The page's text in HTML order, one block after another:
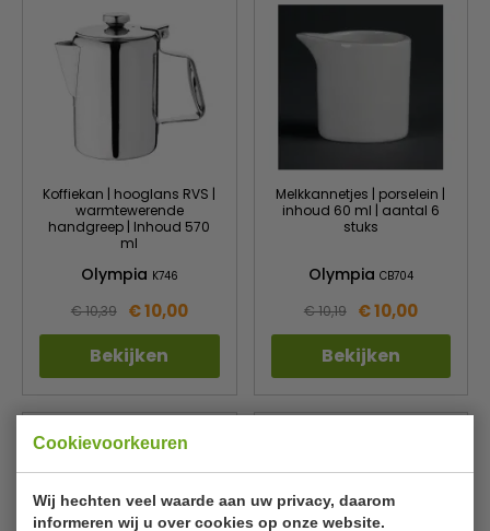
Cookievoorkeuren
Wij hechten veel waarde aan uw privacy, daarom
informeren wij u over cookies op onze website.
Koffiekan | hooglans RVS |
warmtewerende
handgreep | Inhoud 570
ml
Olympia K746
€ 10,39 € 10,00
Bekijken
Melkkannetjes | porselein |
inhoud 60 ml | aantal 6
stuks
Olympia CB704
€ 10,19 € 10,00
Bekijken